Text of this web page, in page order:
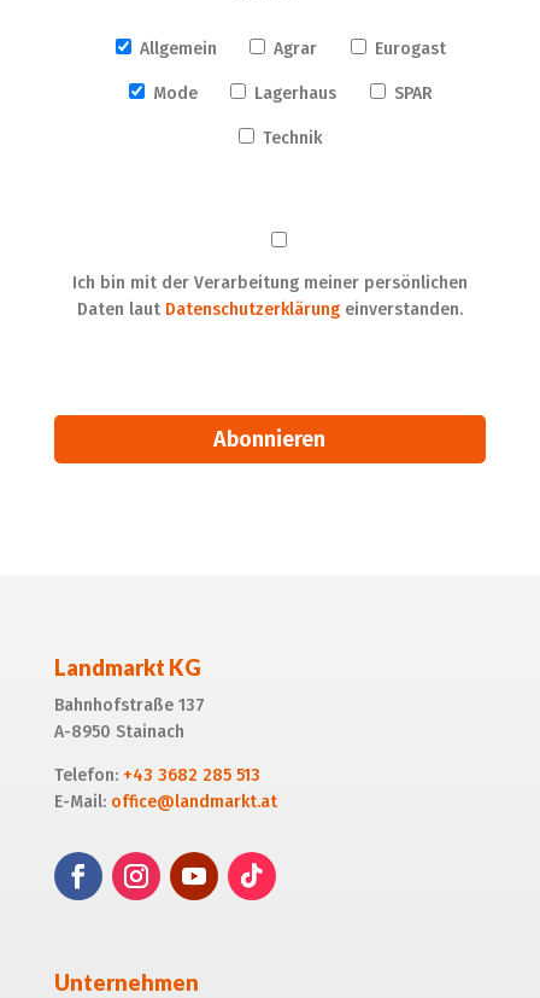
Allgemein Agrar Eurogast
Mode Lagerhaus SPAR
Technik
Ich bin mit der Verarbeitung meiner persönlichen
Daten laut Datenschutzerklärungeinverstanden.
Landmarkt KG
Bahnhofstraße 137
A-8950 Stainach
Telefon: +43 3682 285 513
E-Mail: office@landmarkt.at
Unternehmen